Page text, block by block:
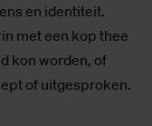
en identiteit.
met een kop thee
kon worden, of
of uitgesproken.